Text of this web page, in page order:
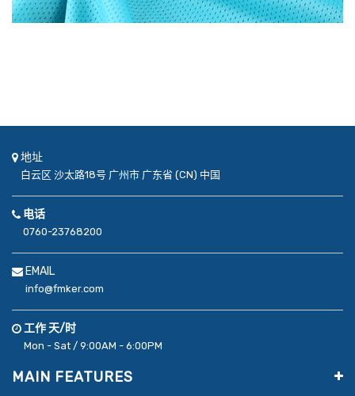
地址
白云区 沙太路18号 广州市 广东省 (CN) 中国
电话
0760-23768200
EMAIL
info@fmker.com
工作 天/时
Mon - Sat / 9:00AM - 6:00PM
MAIN FEATURES